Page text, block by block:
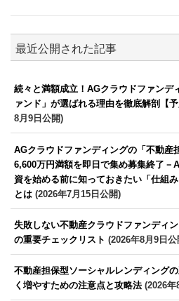
最近公開された記事
続々と満額成立！AGクラウドファンデ
ァンド」が選ばれる理由を徹底解剖【予
8月9日公開)
AGクラウドファンディングの「不動産
6,600万円満額を即日で集め募集終了－
資を始める前に知っておきたい「仕組
とは (2026年7月15日公開)
失敗しない不動産クラウドファンディ
の重要チェックリスト (2026年8月9日公
不動産担保型ソーシャルレンディング
く増やすための注意点と攻略法(2026年